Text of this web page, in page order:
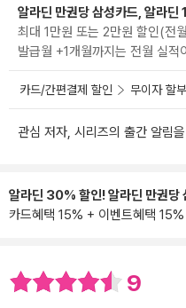
알라딘 만권당 삼성카드, 알라딘
최대 1만원 또는 2만원 할인(전
발급월 +1개월까지는 전월 실
카드/간편결제 할인 무이자 할부
관심 저자, 시리즈의 출간 알림
알라딘 30% 할인! 알라딘 만권당
카드혜택 15% + 이벤트혜택
9